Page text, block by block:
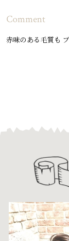
Comment
赤味のある毛質も